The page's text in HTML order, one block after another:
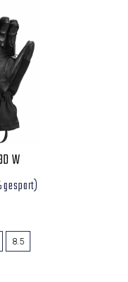
W
gespart)
8.5